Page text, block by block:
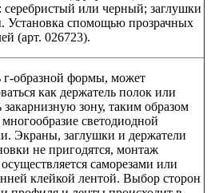
серебристый или черный; заглушки
Установка спомощью прозрачных
(арт. 026723).
образной формы, может
как держатель полок или
закарнизную зону, таким образом
многообразие светодиодной
Экраны, заглушки и держатели
не пригодятся, монтаж
саморезами или
клейкой лентой. Выбор сторон